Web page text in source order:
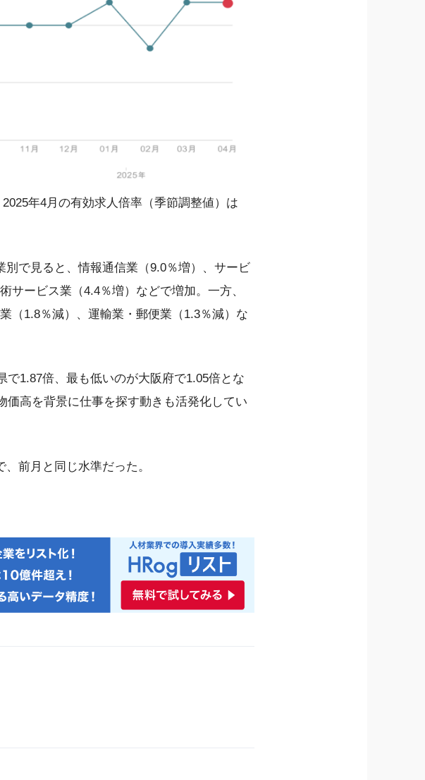
年4月の有効求人倍率（季節調整値）は
で見ると、情報通信業（9.0％増）、サービ
サービス業（4.4％増）などで増加。一方、
（1.8％減）、運輸業・郵便業（1.3％減）な
1.87倍、最も低いのが大阪府で1.05倍とな
高を背景に仕事を探す動きも活発化してい
前月と同じ水準だった。